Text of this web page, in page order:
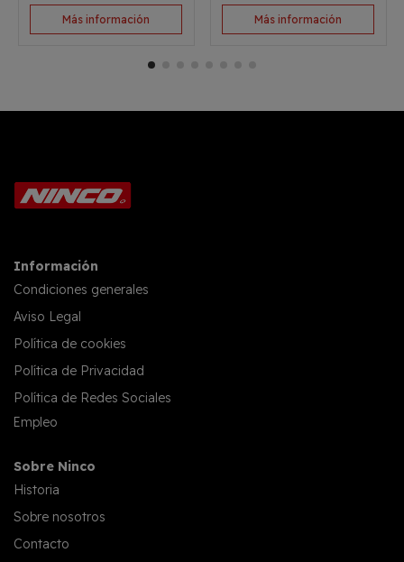
Más información Más información
Información
Condiciones generales
Aviso Legal
Política de cookies
Política de Privacidad
Política de Redes Sociales
Empleo
Sobre Ninco
Historia
Sobre nosotros
Contacto